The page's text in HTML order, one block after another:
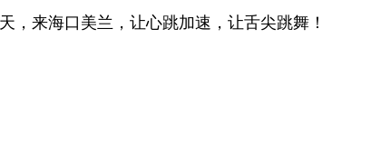
来海口美兰，让心跳加速，让舌尖跳舞！